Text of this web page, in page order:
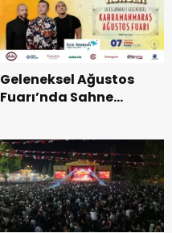
Geleneksel Ağustos
Fuarı’nda Sahne